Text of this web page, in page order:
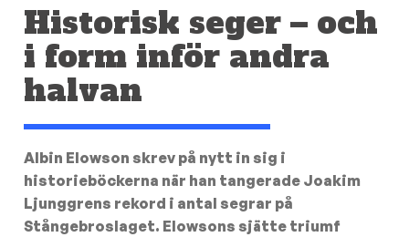
Historisk seger – och
i form inför andra
halvan
Albin Elowson skrev på nytt in sig i
historieböckerna när han tangerade Joakim
Ljunggrens rekord i antal segrar på
Stångebroslaget. Elowsons sjätte triumf